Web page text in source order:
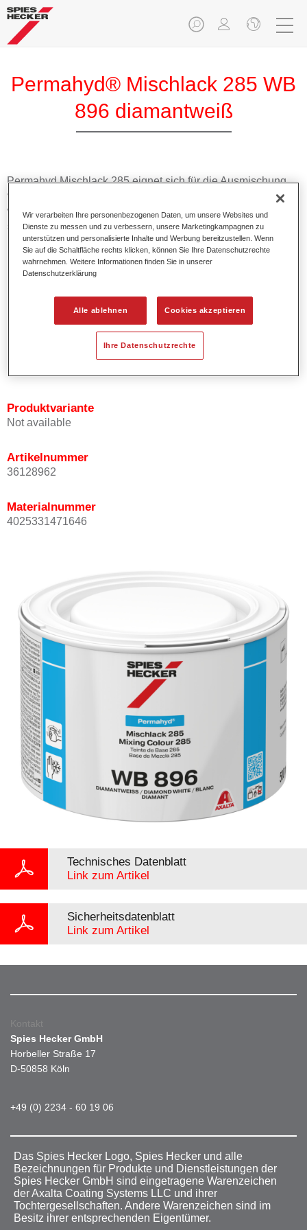
Permahyd® Mischlack 285 WB
896 diamantweiß
Permahyd Mischlack 285 eignet sich für die Ausmischung
von Permahyd Perlmutt Basislack 285, einem hochwertigen
wasserverdünnbaren Basislacksystem. Es basiert auf einer
speziellen PU-Dispersionstechnologie für Uni- und
Effektlackierungen.
Produktmerkmale
1,5 Spritzgängen.
Bietet ein gutes Standvermögen.
Verfügt über ein hohes Deckvermögen.
Besitzt eine hohe Farbtongenauigkeit.
Produktvariante
Not available
Artikelnummer
36128962
Materialnummer
4025331471646
Technisches Datenblatt
Link zum Artikel
Sicherheitsdatenblatt
Link zum Artikel
Kontakt
Spies Hecker GmbH
Horbeller Straße 17
D-50858 Köln
+49 (0) 2234 - 60 19 06
Das Spies Hecker Logo, Spies Hecker und alle
Bezeichnungen für Produkte und Dienstleistungen der
Spies Hecker GmbH sind eingetragene Warenzeichen
der Axalta Coating Systems LLC und ihrer
Tochtergesellschaften. Andere Warenzeichen sind im
Besitz ihrer entsprechenden Eigentümer.
Wir verarbeiten Ihre personenbezogenen Daten, um unsere Websites und
Dienste zu messen und zu verbessern, unsere Marketingkampagnen zu
unterstützen und personalisierte Inhalte und Werbung bereitzustellen. Wenn
Sie auf die Schaltfläche rechts klicken, können Sie Ihre Datenschutzrechte
wahrnehmen. Weitere Informationen finden Sie in unserer
Datenschutzerklärung
Alle ablehnen Cookies akzeptieren
Ihre Datenschutzrechte